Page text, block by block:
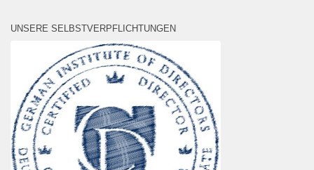
UNSERE SELBSTVERPFLICHTUNGEN